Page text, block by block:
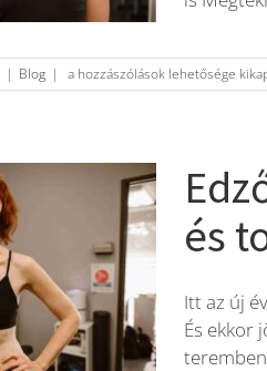
| Blog |
5+2
ÉRV
bejegyzéshez
a hozzászólások lehetősége
és
Itt az új
És ekkor